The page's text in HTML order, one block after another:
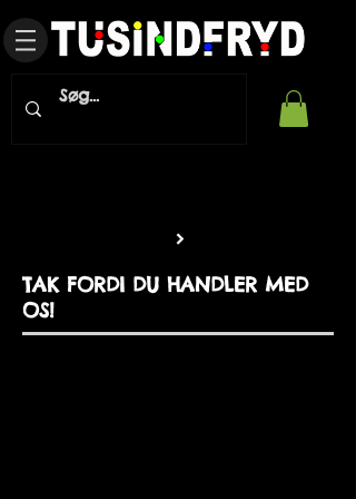
TAK FORDI DU HANDLER MED
OS!